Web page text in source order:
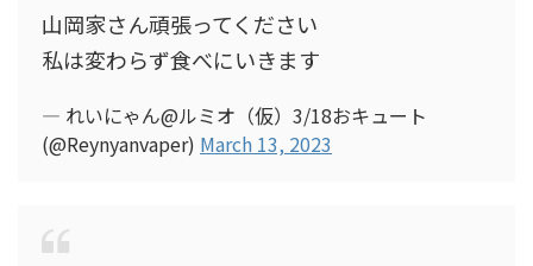
山岡家さん頑張ってください
私は変わらず食べにいきます
— れいにゃん@ルミオ（仮）3/18おキュート
(@Reynyanvaper) March 13, 2023